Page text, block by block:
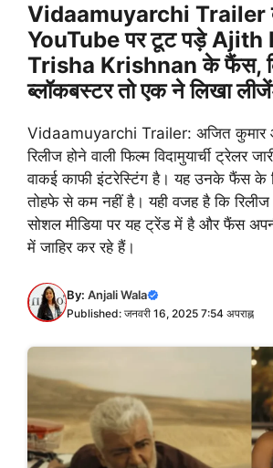
Vidaamuyarchi Trailer
YouTube पर टूट पड़े
Trisha Krishnan के फैंस,
ब्लॉकबस्टर तो एक ने लिखा
Vidaamuyarchi Trailer: अजित कुमार
रिलीज होने वाली फिल्म विदामुयार्ची ट्रेलर
वाकई काफी इंटरेस्टिंग है। यह उनके फैंस के
तोहफे से कम नहीं है। यही वजह है कि रिलीज
सोशल मीडिया पर यह ट्रेंड में है और फैंस
में जाहिर कर रहे हैं।
By: Anjali Wala
Published: जनवरी 16, 2025 7:54 अपराह्न